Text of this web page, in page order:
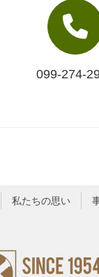
099-274-
私たちの思い